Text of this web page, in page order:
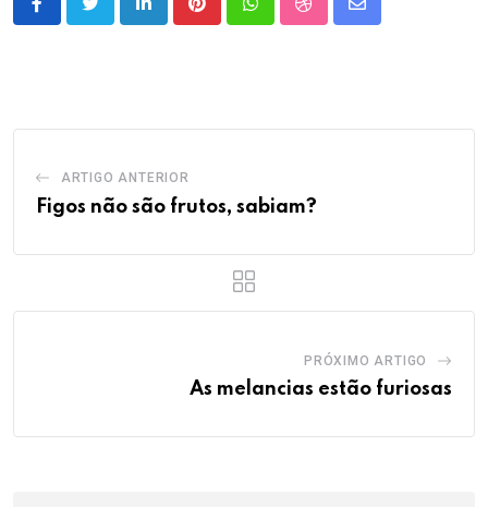
LinkedInPinterestWhatsappStumbleUpon
Share
ARTIGO ANTERIOR
Figos não são frutos, sabiam?
PRÓXIMO ARTIGO
As melancias estão furiosas